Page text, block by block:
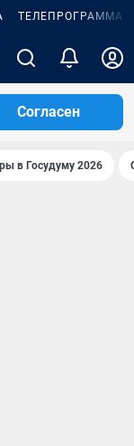
ТЕЛЕПРОГРАММА
Согласен
в Госудуму 2026